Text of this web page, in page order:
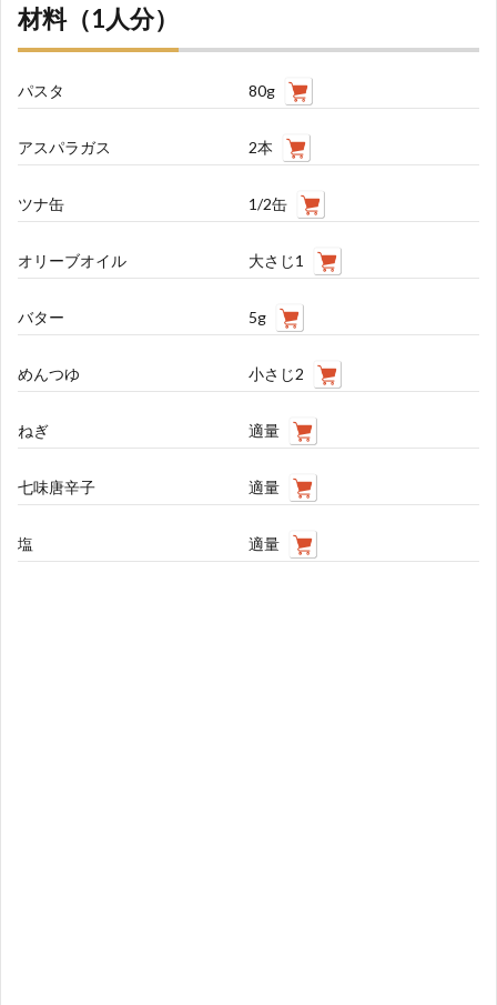
材料（1人分）
パスタ 80g
アスパラガス 2本
ツナ缶 1/2缶
オリーブオイル 大さじ1
バター 5g
めんつゆ 小さじ2
ねぎ 適量
七味唐辛子 適量
塩 適量